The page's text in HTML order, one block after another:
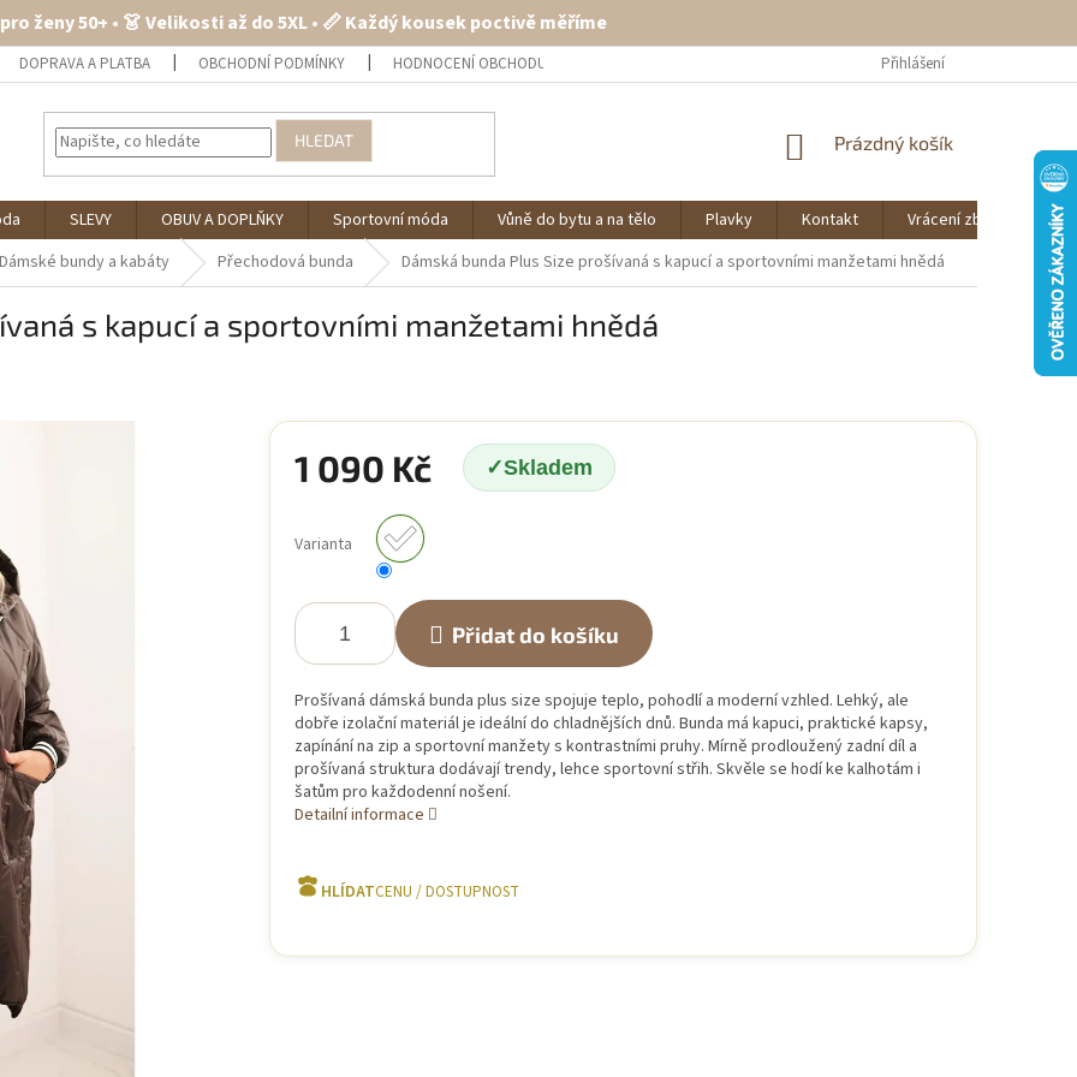
ženy 50+ • 👗 Velikosti až do 5XL • 📏 Každý kousek poctivě měříme
DOPRAVA A PLATBA OBCHODNÍ PODMÍNKY HODNOCENÍ OBCHODU Přihlášení
HLEDAT
NÁKUPNÍ
Prázdný košík
SLEVY OBUV A DOPLŇKY Sportovní móda Vůně do bytu a na tělo Plavky Kontakt Vrácení zboží
O
Dámské bundy a kabáty Přechodová bunda Dámská bunda Plus Size prošívaná s kapucí a sportovními manžetami hnědá
s kapucí a sportovními manžetami hnědá
1 090 Kč Skladem
cena:
Varianta
Přidat do košíku
Prošívaná dámská bunda plus size spojuje teplo, pohodlí a moderní vzhled. Lehký, ale
dobře izolační materiál je ideální do chladnějších dnů. Bunda má kapuci, praktické kapsy,
zapínání na zip a sportovní manžety s kontrastními pruhy. Mírně prodloužený zadní díl a
prošívaná struktura dodávají trendy, lehce sportovní střih. Skvěle se hodí ke kalhotám i
šatům pro každodenní nošení.
Detailní informace
HLÍDAT